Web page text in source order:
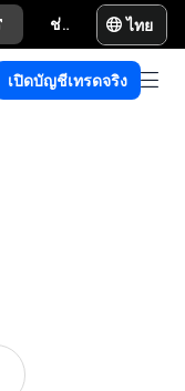
ช่วยเหลือและสนับสนุน ไทย
เปิดบัญชีเทรดจริง